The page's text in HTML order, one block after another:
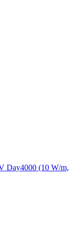
Day4000 (10 W/m,